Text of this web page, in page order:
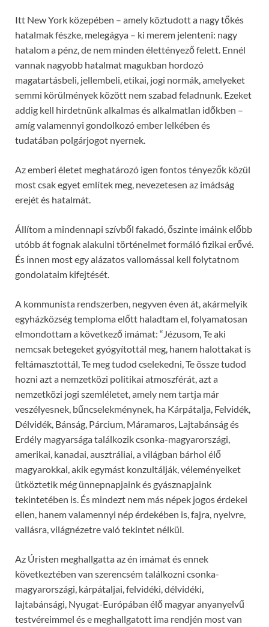
Itt New York közepében – amely köztudott a nagy tőkés
hatalmak fészke, melegágya – ki merem jelenteni: nagy
hatalom a pénz, de nem minden élettényező felett. Ennél
vannak nagyobb hatalmat magukban hordozó
magatartásbeli, jellembeli, etikai, jogi normák, amelyeket
semmi körülmények között nem szabad feladnunk. Ezeket
addig kell hirdetnünk alkalmas és alkalmatlan időkben –
amíg valamennyi gondolkozó ember lelkében és
tudatában polgárjogot nyernek.
Az emberi életet meghatározó igen fontos tényezők közül
most csak egyet említek meg, nevezetesen az imádság
erejét és hatalmát.
Állítom a mindennapi szívből fakadó, őszinte imáink előbb
utóbb át fognak alakulni történelmet formáló fizikai erővé.
És innen most egy alázatos vallomással kell folytatnom
gondolataim kifejtését.
A kommunista rendszerben, negyven éven át, akármelyik
egyházközség temploma előtt haladtam el, folyamatosan
elmondottam a következő imámat: “Jézusom, Te aki
nemcsak betegeket gyógyítottál meg, hanem halottakat is
feltámasztottál, Te meg tudod cselekedni, Te össze tudod
hozni azt a nemzetközi politikai atmoszférát, azt a
nemzetközi jogi szemléletet, amely nem tartja már
veszélyesnek, bűncselekménynek, ha Kárpátalja, Felvidék,
Délvidék, Bánság, Párcium, Máramaros, Lajtabánság és
Erdély magyarsága találkozik csonka-magyarországi,
amerikai, kanadai, ausztráliai, a világban bárhol élő
magyarokkal, akik egymást konzultálják, véleményeiket
ütköztetik még ünnepnapjaink és gyásznapjaink
tekintetében is. És mindezt nem más népek jogos érdekei
ellen, hanem valamennyi nép érdekében is, fajra, nyelvre,
vallásra, világnézetre való tekintet nélkül.
Az Úristen meghallgatta az én imámat és ennek
következtében van szerencsém találkozni csonka-
magyarországi, kárpátaljai, felvidéki, délvidéki,
lajtabánsági, Nyugat-Európában élő magyar anyanyelvű
testvéreimmel és e meghallgatott ima rendjén most van